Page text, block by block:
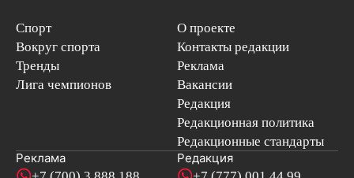
Спорт
Вокруг спорта
Тренды
Лига чемпионов
О проекте
Контакты редакции
Реклама
Вакансии
Редакция
Редакционная политика
Редакционные стандарты
Реклама Редакция